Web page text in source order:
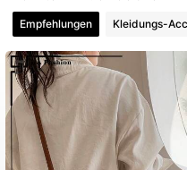
4,84
4,84
Empfehlungen Kleidungs-